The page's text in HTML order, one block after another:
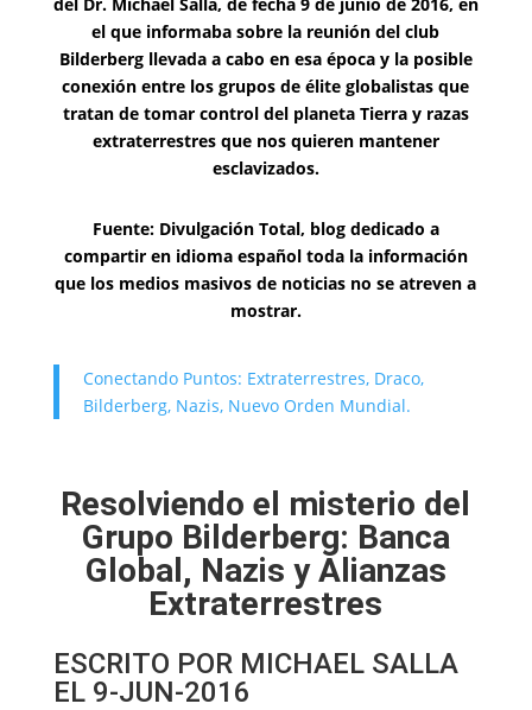
el que informaba sobre la reunión del club
Bilderberg llevada a cabo en esa época y la posible
conexión entre los grupos de élite globalistas que
tratan de tomar control del planeta Tierra y razas
extraterrestres que nos quieren mantener
esclavizados.
Fuente: Divulgación Total, blog dedicado a
compartir en idioma español toda la información
que los medios masivos de noticias no se atreven a
mostrar.
Conectando Puntos: Extraterrestres, Draco,
Bilderberg, Nazis, Nuevo Orden Mundial.
Resolviendo el misterio del
Grupo Bilderberg: Banca
Global, Nazis y Alianzas
Extraterrestres
ESCRITO POR MICHAEL SALLA
EL 9-JUN-2016